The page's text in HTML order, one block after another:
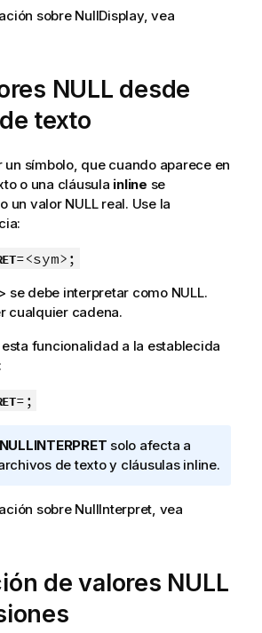
sobre NullDisplay, vea
NULL desde
texto
un símbolo, que cuando aparece en
o una cláusula inline se
un valor NULLreal. Use la
=<sym>;
se debe interpretar como NULL.
cualquier cadena.
funcionalidad a la establecida
=;
NULLINTERPRET solo afecta a
de texto y cláusulas inline.
sobre NullInterpret, vea
de valores NULL